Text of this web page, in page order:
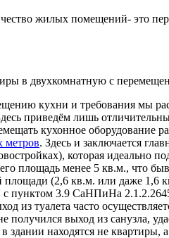
жилых помещений- это
в двухкомнатную с
кухни и требования мы
приведём лишь
кухонное
метров. Здесь и заключается
которая
площадь менее 5 кв.м., что
(2,6 кв.м. или даже 1,6
пунктом 3.9 СаНПиНа
из туалета часто
получился выход из санузла,
здании находятся не